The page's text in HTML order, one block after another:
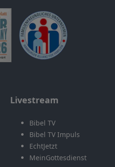
Livestream
Bibel TV
Bibel TV Impuls
EchtJetzt
MeinGottesdienst